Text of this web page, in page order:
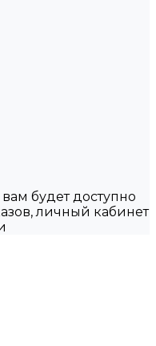
будет доступно
личный кабинет